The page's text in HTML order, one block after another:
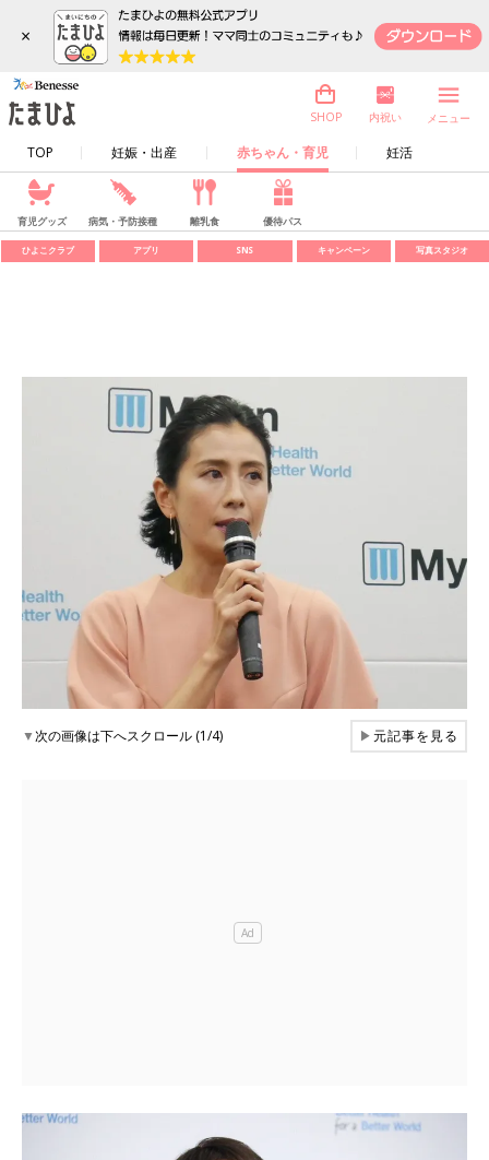
×
TOP 妊娠・出産 赤ちゃん・育児 妊活
SHOP 内祝い メニュー
育児グッズ 病気・予防接種 離乳食 優待パス
ひよこクラブ アプリ SNS キャンペーン 写真スタジオ
▼次の画像は下へスクロール (1/4) ▶元記事を見る